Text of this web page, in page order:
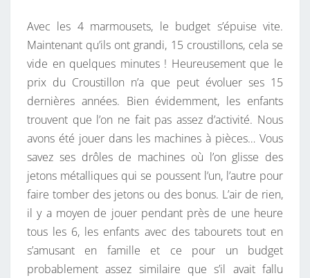
Avec les 4 marmousets, le budget s’épuise vite.
Maintenant qu’ils ont grandi, 15 croustillons, cela se
vide en quelques minutes ! Heureusement que le
prix du Croustillon n’a que peut évoluer ses 15
dernières années. Bien évidemment, les enfants
trouvent que l’on ne fait pas assez d’activité. Nous
avons été jouer dans les machines à pièces… Vous
savez ses drôles de machines où l’on glisse des
jetons métalliques qui se poussent l’un, l’autre pour
faire tomber des jetons ou des bonus. L’air de rien,
il y a moyen de jouer pendant près de une heure
tous les 6, les enfants avec des tabourets tout en
s’amusant en famille et ce pour un budget
probablement assez similaire que s’il avait fallu